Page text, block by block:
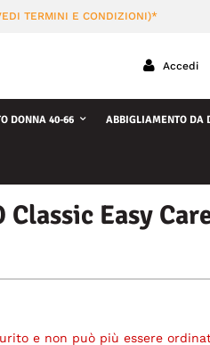
TERMINI E CONDIZIONI)*
Accedi
DONNA 40-66 ABBIGLIAMENTO DA
Classic Easy
e non può più essere